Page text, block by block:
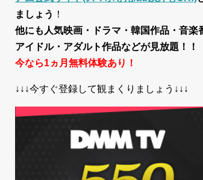
ましょう ！
他にも人気映画・ドラマ・韓国作品・音楽
アイドル・アダルト作品などが見放題！！
今なら1ヵ月無料体験あり！
↓↓↓今すぐ登録して観まくりましょう↓↓↓